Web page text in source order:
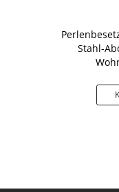
Stahl-